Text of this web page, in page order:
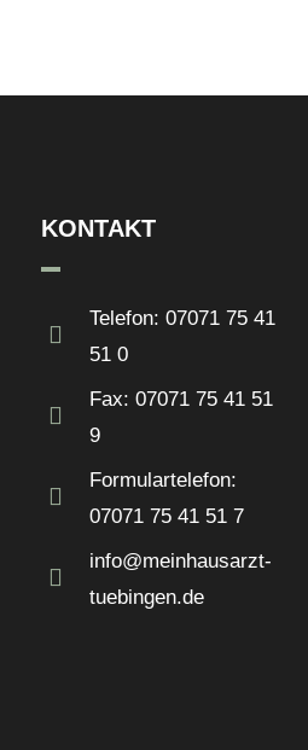
KONTAKT
Telefon: 07071 75 41
51 0
Fax: 07071 75 41 51
9
Formulartelefon:
07071 75 41 51 7
info@meinhausarzt-
tuebingen.de